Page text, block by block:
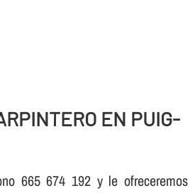
EN PUIG-
665 674 192 y le ofreceremos